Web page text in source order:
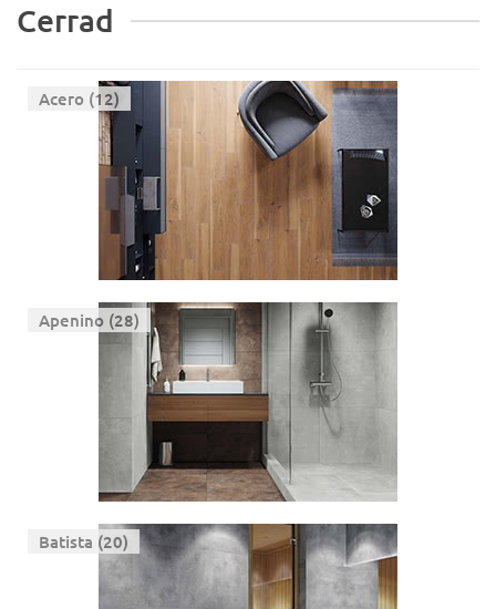
Cerrad
Acero (12)
Apenino (28)
Batista (20)